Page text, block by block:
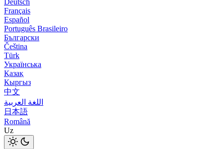
Deutsch
Français
Español
Português Brasileiro
Български
Čeština
Türk
Українська
Қазақ
Кыргыз
中文
اللغة العربية
日本語
Română
Uz